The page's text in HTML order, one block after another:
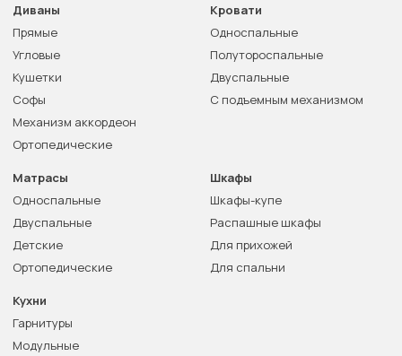
Диваны
Прямые
Угловые
Кушетки
Софы
Механизм аккордеон
Ортопедические
Кровати
Односпальные
Полутороспальные
Двуспальные
С подъемным механизмом
Матрасы
Односпальные
Двуспальные
Детские
Ортопедические
Шкафы
Шкафы-купе
Распашные шкафы
Для прихожей
Для спальни
Кухни
Гарнитуры
Модульные